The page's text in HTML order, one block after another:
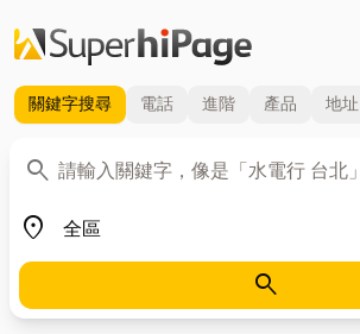
關鍵字搜尋 電話 進階 產品 地址
search
關鍵字
place
地區
search